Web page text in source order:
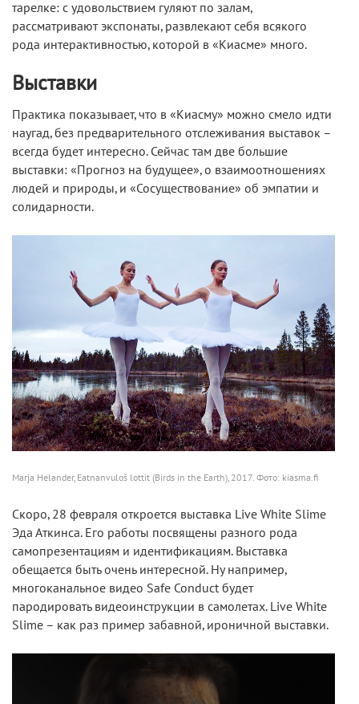
тарелке: с удовольствием гуляют по залам,
рассматривают экспонаты, развлекают себя всякого
рода интерактивностью, которой в «Киасме» много.
Выставки
Практика показывает, что в «Киасму» можно смело идти
наугад, без предварительного отслеживания выставок –
всегда будет интересно. Сейчас там две большие
выставки: «Прогноз на будущее», о взаимоотношениях
людей и природы, и «Сосуществование» об эмпатии и
солидарности.
Marja Helander, Eatnanvuloš lottit (Birds in the Earth), 2017. Фото: kiasma.fi
Скоро, 28 февраля откроется выставка Live White Slime
Эда Аткинса. Его работы посвящены разного рода
самопрезентациям и идентификациям. Выставка
обещается быть очень интересной. Ну например,
многоканальное видео Safe Conduct будет
пародировать видеоинструкции в самолетах. Live White
Slime – как раз пример забавной, ироничной выставки.